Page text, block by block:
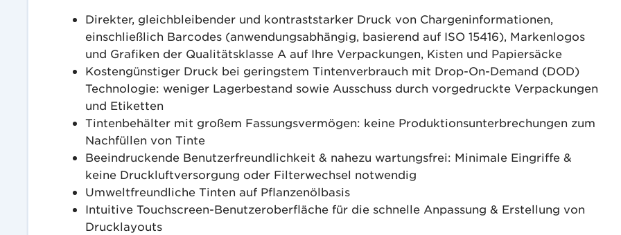
Direkter, gleichbleibender und kontraststarker Druck von Chargeninformationen,
einschließlich Barcodes (anwendungsabhängig, basierend auf ISO 15416), Markenlogos
und Grafiken der Qualitätsklasse A auf Ihre Verpackungen, Kisten und Papiersäcke
Kostengünstiger Druck bei geringstem Tintenverbrauch mit Drop-On-Demand (DOD)
Technologie: weniger Lagerbestand sowie Ausschuss durch vorgedruckte Verpackungen
und Etiketten
Tintenbehälter mit großem Fassungsvermögen: keine Produktionsunterbrechungen zum
Nachfüllen von Tinte
Beeindruckende Benutzerfreundlichkeit & nahezu wartungsfrei: Minimale Eingriffe &
keine Druckluftversorgung oder Filterwechsel notwendig
Umweltfreundliche Tinten auf Pflanzenölbasis
Intuitive Touchscreen-Benutzeroberfläche für die schnelle Anpassung & Erstellung von
Drucklayouts